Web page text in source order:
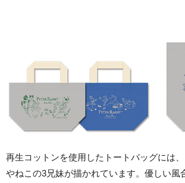
再生コットンを使用したトートバッグには
やねこの3兄妹が描かれています。優しい風